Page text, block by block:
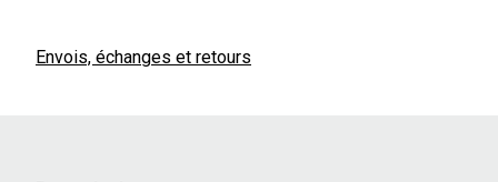
Envois, échanges et retours